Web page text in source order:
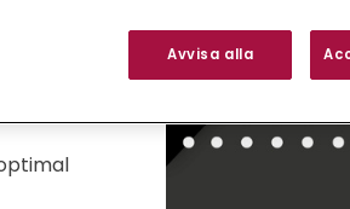
för
Avvisa alla